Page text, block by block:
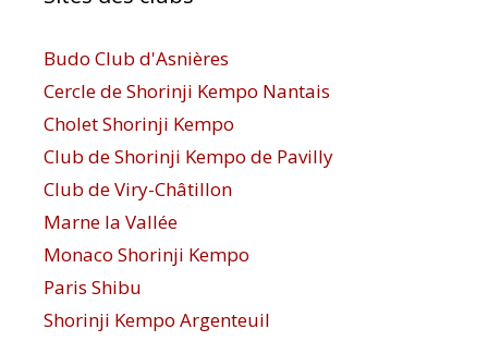
Budo Club d'Asnières
Cercle de Shorinji Kempo Nantais
Cholet Shorinji Kempo
Club de Shorinji Kempo de Pavilly
Club de Viry-Châtillon
Marne la Vallée
Monaco Shorinji Kempo
Paris Shibu
Shorinji Kempo Argenteuil